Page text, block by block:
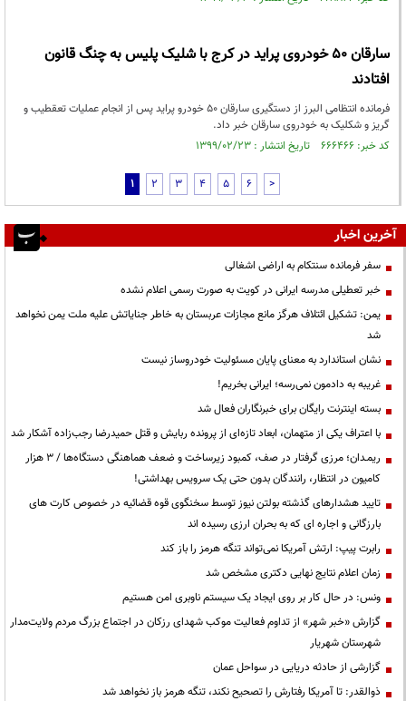
سارقان ۵۰ خودروی پراید در کرج با شلیک پلیس به چنگ قانون
افتادند
فرمانده انتظامی البرز از دستگیری سارقان 50 خودرو پراید پس از انجام عملیات تعقطیب و
گریز و شکلیک به خودروی سارقان خبر داد.
کد خبر: ۶۶۶۴۶۶ تاریخ انتشار : ۱۳۹۹/۰۲/۲۳
1 2 3 4 5 6 >
آخرین اخبار
سفر فرمانده سنتکام به اراضی اشغالی
خبر تعطیلی مدرسه ایرانی در کویت به صورت رسمی اعلام نشده
یمن: تشکیل ائتلاف هرگز مانع مجازات عربستان به خاطر جنایاتش علیه ملت یمن نخواهد
شد
نشان استاندارد به معنای پایان مسئولیت خودروساز نیست
غریبه به دادمون نمی‌رسه؛ ایرانی بخریم!
بسته اینترنت رایگان برای خبرنگاران فعال شد
با اعتراف یکی از متهمان، ابعاد تازه‌ای از پرونده ربایش و قتل حمیدرضا رجب‌زاده آشکار شد
ریمـدان؛ مرزی گرفتار در صف، کمبود زیرساخت و ضعف هماهنگی دستگاه‌ها / ۳ هزار
کامیون در انتظار، رانندگان بدون حتی یک سرویس بهداشتی!
تایید هشدارهای گذشته بولتن نیوز توسط سخنگوی قوه قضائیه در خصوص کارت های
بارزگانی و اجاره ای که به بحران ارزی رسیده اند
رابرت پیپ: ارتش آمریکا نمی‌تواند تنگه هرمز را باز کند
زمان اعلام نتایج نهایی دکتری مشخص شد
ونس: در حال کار بر روی ایجاد یک سیستم ناوبری امن هستیم
گزارش «خبر شهر» از تداوم فعالیت موکب شهدای رزکان در اجتماع بزرگ مردم ولایت‌مدار
شهرستان شهریار
گزارشی از حادثه دریایی در سواحل عمان
ذوالقدر: تا آمریکا رفتارش را تصحیح نکند، تنگه هرمز باز نخواهد شد